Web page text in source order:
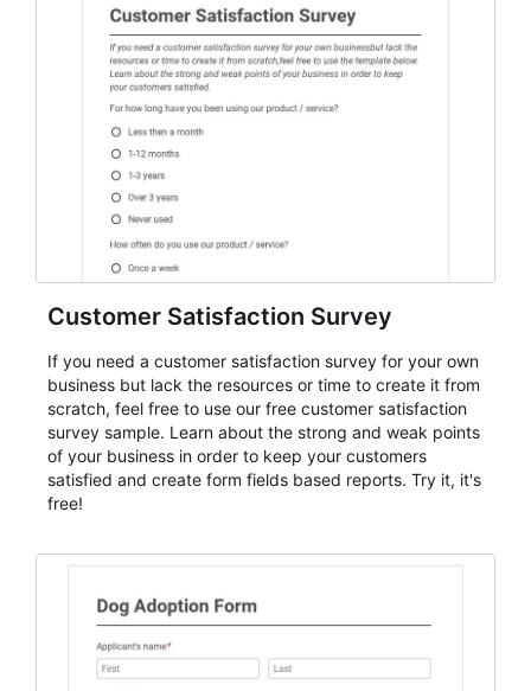
Customer Satisfaction Survey
If you need a customer satisfaction survey for your own
business but lack the resources or time to create it from
scratch, feel free to use our free customer satisfaction
survey sample. Learn about the strong and weak points
of your business in order to keep your customers
satisfied and create form fields based reports. Try it, it's
free!